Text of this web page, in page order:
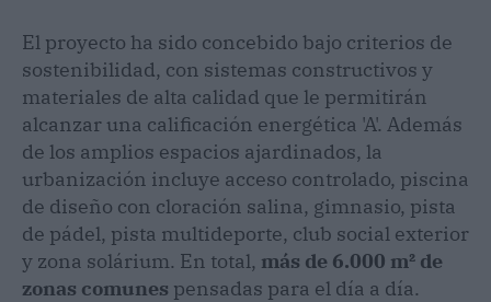
El proyecto ha sido concebido bajo criterios de
sostenibilidad, con sistemas constructivos y
materiales de alta calidad que le permitirán
alcanzar una calificación energética 'A'. Además
de los amplios espacios ajardinados, la
urbanización incluye acceso controlado, piscina
de diseño con cloración salina, gimnasio, pista
de pádel, pista multideporte, club social exterior
y zona solárium. En total, más de 6.000 m² de
zonas comunes pensadas para el día a día.